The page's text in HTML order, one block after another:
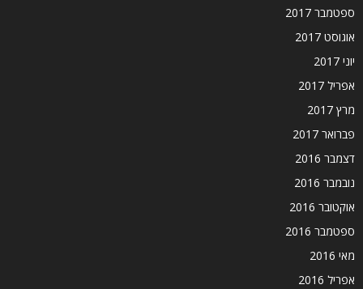
ספטמבר 2017
אוגוסט 2017
יוני 2017
אפריל 2017
מרץ 2017
פברואר 2017
דצמבר 2016
נובמבר 2016
אוקטובר 2016
ספטמבר 2016
מאי 2016
אפריל 2016